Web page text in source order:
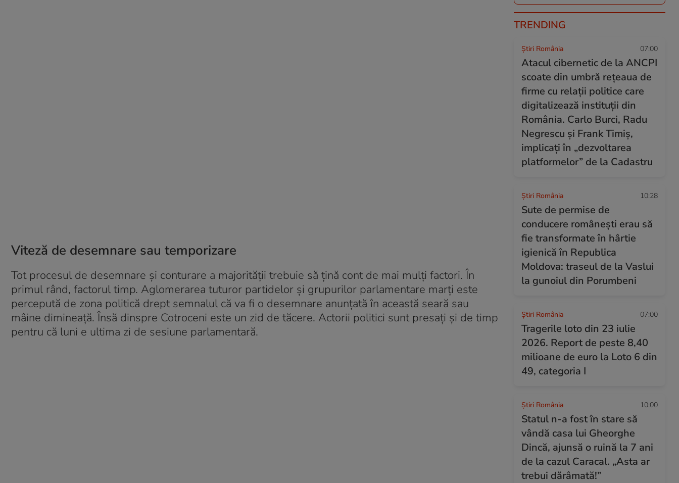
Viteză de desemnare sau temporizare
Tot procesul de desemnare și conturare a majorității trebuie să țină cont de mai mulți factori. În
primul rând, factorul timp. Aglomerarea tuturor partidelor și grupurilor parlamentare marți este
percepută de zona politică drept semnalul că va fi o desemnare anunțată în această seară sau
mâine dimineață. Însă dinspre Cotroceni este un zid de tăcere. Actorii politici sunt presați și de timp
pentru că luni e ultima zi de sesiune parlamentară.
TRENDING
Știri România 07:00
Atacul cibernetic de la ANCPI
scoate din umbră rețeaua de
firme cu relații politice care
digitalizează instituții din
România. Carlo Burci, Radu
Negrescu și Frank Timiș,
implicați în „dezvoltarea
platformelor” de la Cadastru
Știri România 10:28
Sute de permise de
conducere românești erau să
fie transformate în hârtie
igienică în Republica
Moldova: traseul de la Vaslui
la gunoiul din Porumbeni
Știri România 07:00
Tragerile loto din 23 iulie
2026. Report de peste 8,40
milioane de euro la Loto 6 din
49, categoria I
Știri România 10:00
Statul n-a fost în stare să
vândă casa lui Gheorghe
Dincă, ajunsă o ruină la 7 ani
de la cazul Caracal. „Asta ar
trebui dărâmată!”